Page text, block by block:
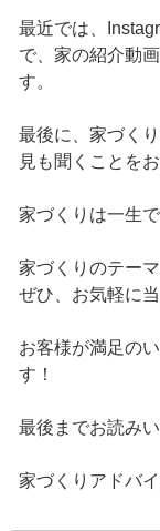
最近では、
で、家の紹介動
す。
最後に、家づく
見も聞くことを
家づくりは一生
家づくりのテー
ぜひ、お気軽に
お客様が満足の
す！
最後までお読み
家づくりアドバ